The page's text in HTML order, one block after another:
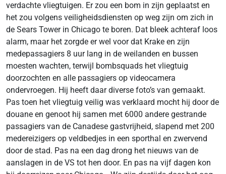
verdachte vliegtuigen. Er zou een bom in zijn geplaatst en
het zou volgens veiligheidsdiensten op weg zijn om zich in
de Sears Tower in Chicago te boren. Dat bleek achteraf loos
alarm, maar het zorgde er wel voor dat Krake en zijn
medepassagiers 8 uur lang in de weilanden en bussen
moesten wachten, terwijl bombsquads het vliegtuig
doorzochten en alle passagiers op videocamera
ondervroegen. Hij heeft daar diverse foto’s van gemaakt.
Pas toen het vliegtuig veilig was verklaard mocht hij door de
douane en genoot hij samen met 6000 andere gestrande
passagiers van de Canadese gastvrijheid, slapend met 200
medereizigers op veldbedjes in een sporthal en zwervend
door de stad. Pas na een dag drong het nieuws van de
aanslagen in de VS tot hen door. En pas na vijf dagen kon